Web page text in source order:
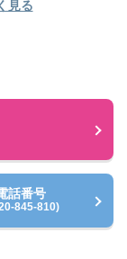
見る
話番号
845-810)